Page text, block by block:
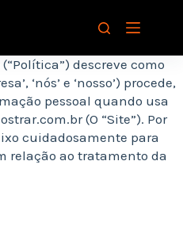
descreve como
‘nós’ e ‘nosso’) procede,
pessoal quando usa
(O “Site”). Por
cuidadosamente para
relação ao tratamento da